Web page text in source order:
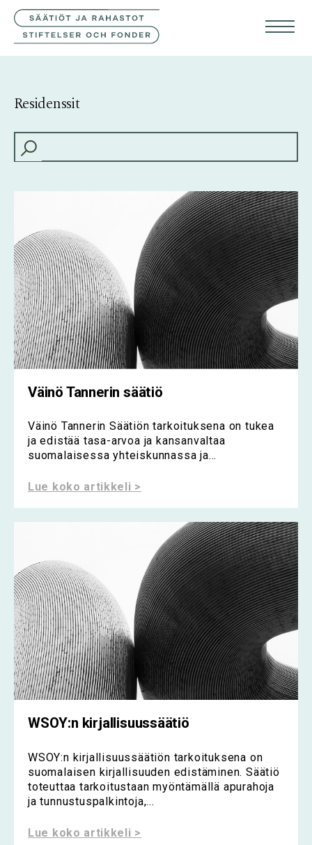
SVE
ENG
Residenssit
HAKU:
Väinö Tannerin säätiö
Väinö Tannerin Säätiön tarkoituksena on tukea
ja edistää tasa-arvoa ja kansanvaltaa
suomalaisessa yhteiskunnassa ja...
Lue koko artikkeli >
WSOY:n kirjallisuussäätiö
WSOY:n kirjallisuussäätiön tarkoituksena on
suomalaisen kirjallisuuden edistäminen. Säätiö
toteuttaa tarkoitustaan myöntämällä apurahoja
ja tunnustuspalkintoja,...
Lue koko artikkeli >